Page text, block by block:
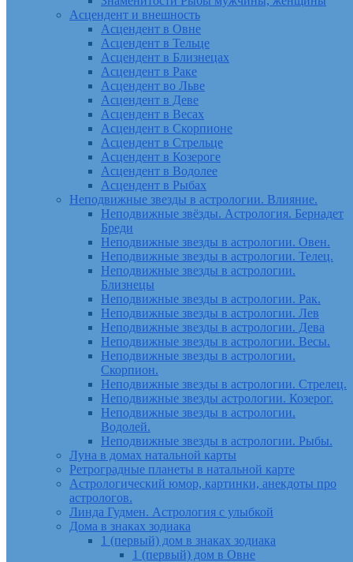
Асцендент и внешность
Асцендент в Овне
Асцендент в Тельце
Асцендент в Близнецах
Асцендент в Раке
Асцендент во Льве
Асцендент в Деве
Асцендент в Весах
Асцендент в Скорпионе
Асцендент в Стрельце
Асцендент в Козероге
Асцендент в Водолее
Асцендент в Рыбах
Неподвижные звезды в астрологии. Влияние.
Неподвижные звёзды. Астрология. Бернадет
Бреди
Неподвижные звезды в астрологии. Овен.
Неподвижные звезды в астрологии. Телец.
Неподвижные звезды в астрологии.
Близнецы
Неподвижные звезды в астрологии. Рак.
Неподвижные звезды в астрологии. Лев
Неподвижные звезды в астрологии. Дева
Неподвижные звезды в астрологии. Весы.
Неподвижные звезды в астрологии.
Скорпион.
Неподвижные звезды в астрологии. Стрелец.
Неподвижные звезды астрологии. Козерог.
Неподвижные звезды в астрологии.
Водолей.
Неподвижные звезды в астрологии. Рыбы.
Луна в домах натальной карты
Ретроградные планеты в натальной карте
Астрологический юмор, картинки, анекдоты про
астрологов.
Линда Гудмен. Астрология с улыбкой
Дома в знаках зодиака
1 (первый) дом в знаках зодиака
1 (первый) дом в Овне